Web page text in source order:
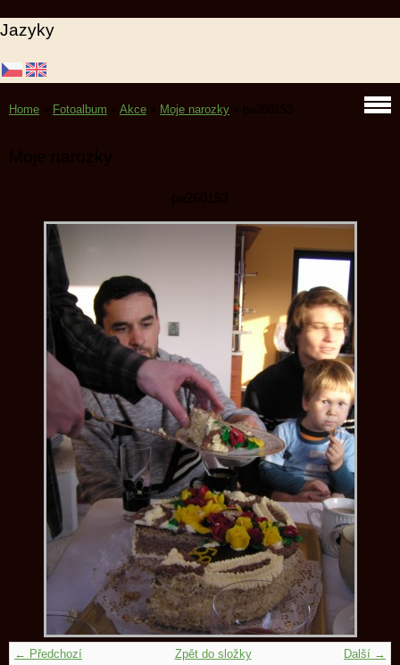
Jazyky
Home Fotoalbum Akce Moje narozky pa260153
Moje narozky
pa260153
← Předchozí Další →
Zpět do složky